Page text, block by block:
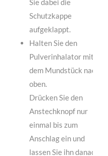
Sie dabei die
Schutzkappe
aufgeklappt.
Halten Sie den
Pulverinhalator mit
dem Mundstück nach
oben.
Drücken Sie den
Anstechknopf nur
einmal bis zum
Anschlag ein und
lassen Sie ihn danach